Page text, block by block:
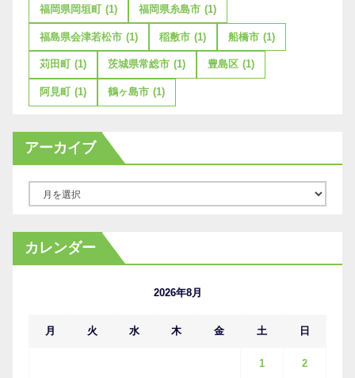
福岡県岡垣町 (1) 福岡県糸島市 (1)
福島県会津若松市 (1) 稲敷市 (1) 船橋市 (1)
苅田町 (1) 茨城県常総市 (1) 豊島区 (1)
阿見町 (1) 鶴ヶ島市 (1)
アーカイブ
カ
イ
カレンダー
2026年8月
月 火 水 木 金 土 日
1 2